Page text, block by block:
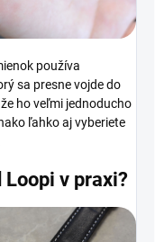
používa
sa presne vojde do
ho veľmi jednoducho
ľahko aj vyberiete
v praxi?